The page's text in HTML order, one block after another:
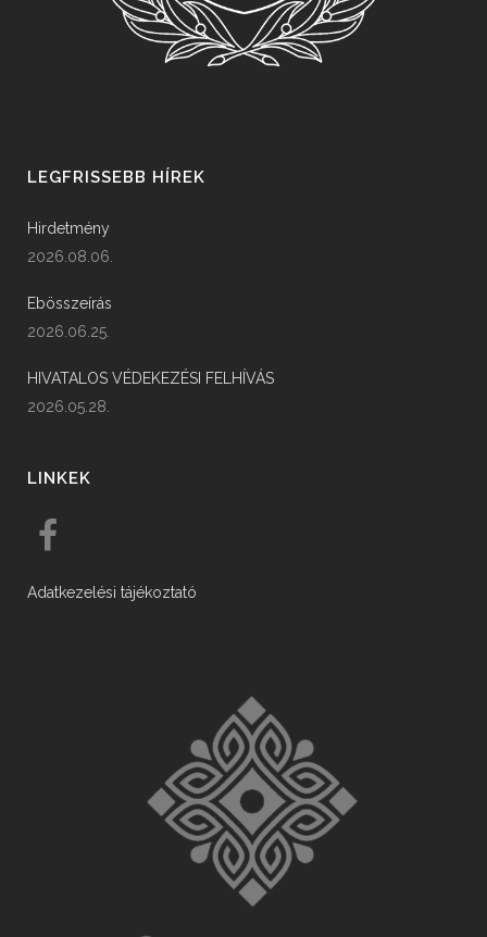
LEGFRISSEBB HÍREK
Hirdetmény
2026.08.06.
Ebösszeírás
2026.06.25.
HIVATALOS VÉDEKEZÉSI FELHÍVÁS
2026.05.28.
LINKEK
Adatkezelési tájékoztató